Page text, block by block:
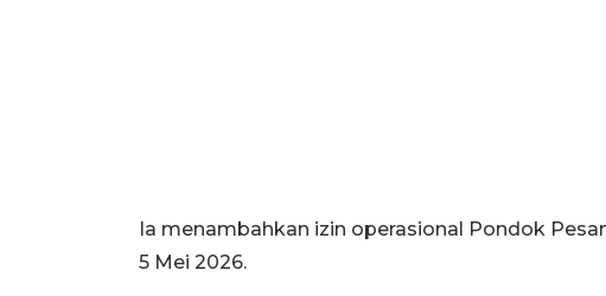
Ia menambahkan izin operasional Pondok
5 Mei 2026.